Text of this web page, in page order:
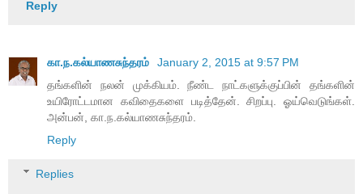
Reply
கா.ந.கல்யாணசுந்தரம்
January 2, 2015 at 9:57 PM
தங்களின் நலன் முக்கியம். நீண்ட நாட்களுக்குப்பின் தங்களின்
உயிரோட்டமான கவிதைகளை படித்தேன். சிறப்பு. ஓய்வெடுங்கள்.
அன்பன், கா.ந.கல்யாணசுந்தரம்.
Reply
Replies